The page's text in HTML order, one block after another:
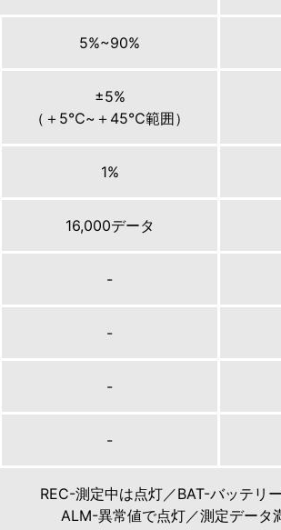
5%~90%
±5%
（＋5℃~＋45℃範囲）
1%
16,000データ
-
-
-
-
REC-測定中は点灯／BAT-バッテリ
ALM-異常値で点灯／測定データ